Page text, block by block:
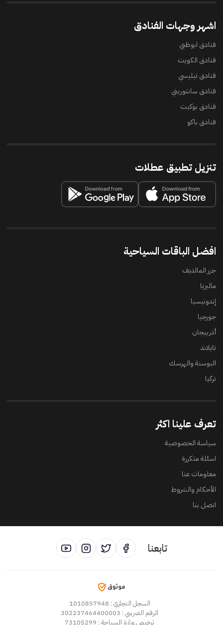
اشهر وجهات الفنادق
فنادق ابوظبي
فنادق الكويت
فنادق تبليسي
فنادق سانتوريني
فنادق بوكيت
فنادق باكو
تنزيل تطبيق عطلات
افضل الباقات السياحية
جزر المالديف
ماليزيا
إندونيسيا
جورجيا
أذربيجان
تايلاند
البوسنة والهرسك
تركيا
تعرف علينا اكثر
سياسة الخصوصية
اسئلة متكررة
معلومات عنا
الأحكام والشروط
اتصل بنا
تابعنا
السجل التجاري : 1010857948
الرقم الضريبي : 302237464400003
ترخيص وزارة السياحة : 73105299